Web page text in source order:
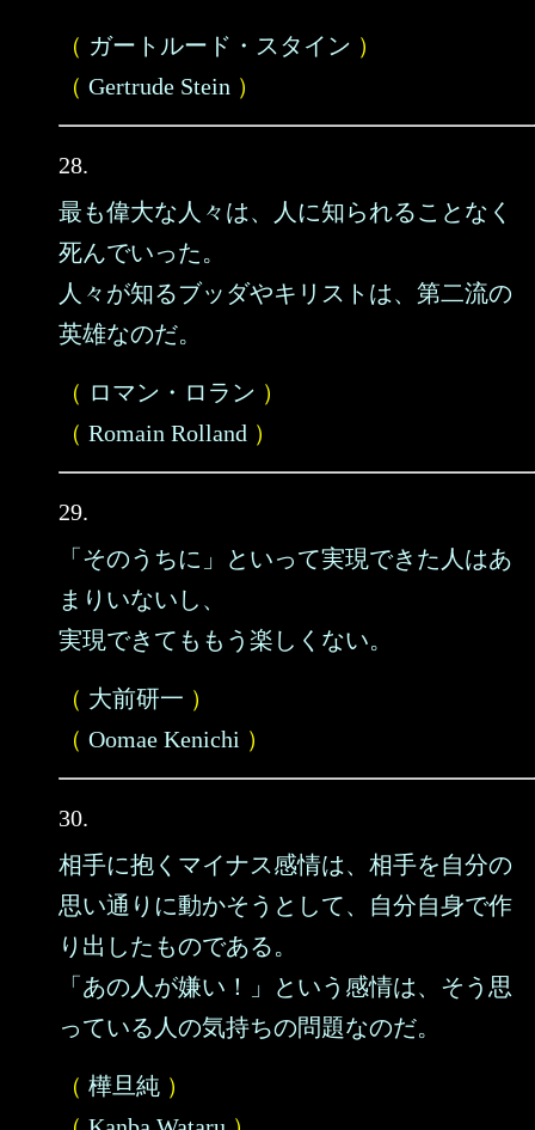
（ ガートルード・スタイン ）
（ Gertrude Stein ）
28.
最も偉大な人々は、人に知られることなく
死んでいった。
人々が知るブッダやキリストは、第二流の
英雄なのだ。
（ ロマン・ロラン ）
（ Romain Rolland ）
29.
「そのうちに」といって実現できた人はあ
まりいないし、
実現できてももう楽しくない。
（ 大前研一 ）
（ Oomae Kenichi ）
30.
相手に抱くマイナス感情は、相手を自分の
思い通りに動かそうとして、自分自身で作
り出したものである。
「あの人が嫌い！」という感情は、そう思
っている人の気持ちの問題なのだ。
（ 樺旦純 ）